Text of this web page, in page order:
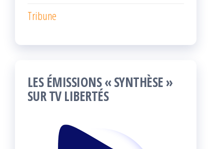
Tribune
LES ÉMISSIONS « SYNTHÈSE »
SUR TV LIBERTÉS